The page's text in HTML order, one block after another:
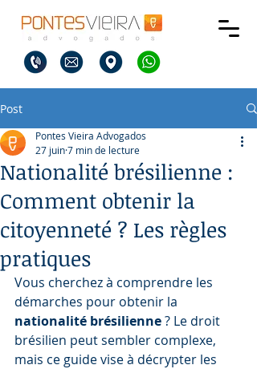
Post
Nationalité brésilienne :
Comment obtenir la
citoyenneté ? Les règles
pratiques
Pontes Vieira Advogados
27 juin7 min de lecture
Vous cherchez à comprendre les
démarches pour obtenir la
nationalité brésilienne ? Le droit
brésilien peut sembler complexe,
mais ce guide vise à décrypter les